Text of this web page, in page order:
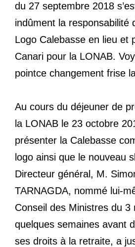
du 27 septembre 2018
indûment la responsabilité
Logo Calebasse en lieu et
Canari pour la LONAB.
pointce changement frise
Au cours du déjeuner de
la LONAB le 23 octobre
présenter la Calebasse
logo ainsi que le nouveau
Directeur général, M.
TARNAGDA, nommé lui-
Conseil des Ministres du 3
quelques semaines avant
ses droits à la retraite, a